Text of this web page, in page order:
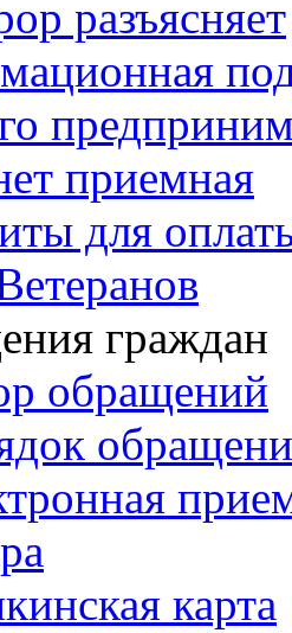
разъясняет
приемная
для
граждан
обращений
карта